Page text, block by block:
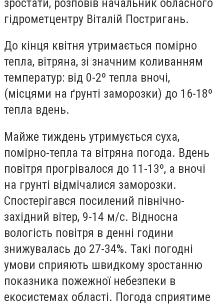
гідрометцентру Віталій Постригань.
До кінця квітня утримається помірно
тепла, вітряна, зі значним коливанням
температур: від 0-2º тепла вночі,
(місцями на ґрунті заморозки) до 16-18º
тепла вдень.
Майже тиждень утримується суха,
помірно-тепла та вітряна погода. Вдень
повітря прогрівалося до 11-13º, а вночі
на грунті відмічалися заморозки.
Спостерігався посилений північно-
західний вітер, 9-14 м/с. Відносна
вологість повітря в денні години
знижувалась до 27-34%. Такі погодні
умови сприяють швидкому зростанню
показника пожежної небезпеки в
екосистемах області. Погода сприятиме